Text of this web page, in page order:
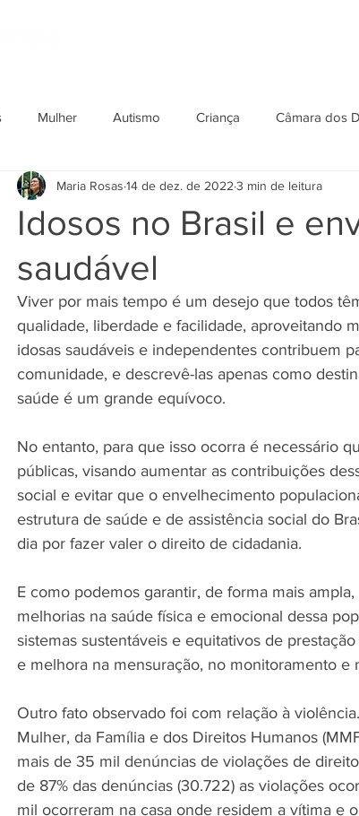
Mulher Autismo Criança Câmara dos
Idoso Mulheres Republicanas Política
Republicanos
Empreendedoras Secretaria da Mulher
Bélgica Grupos de Amizades
de Comunicação
Idosos no Brasil e
saudável
Maria Rosas 14 de dez. de 2022 3 min de leitura
Viver por mais tempo é um desejo que todos
qualidade, liberdade e facilidade, aproveitando
idosas saudáveis e independentes contribuem
comunidade, e descrevê-las apenas como
saúde é um grande equívoco.
No entanto, para que isso ocorra é necessário
públicas, visando aumentar as contribuições
social e evitar que o envelhecimento
estrutura de saúde e de assistência social do
dia por fazer valer o direito de cidadania.
E como podemos garantir, de forma mais
melhorias na saúde física e emocional dessa
sistemas sustentáveis e equitativos de
e melhora na mensuração, no monitoramento e
Outro fato observado foi com relação à
Mulher, da Família e dos Direitos Humanos
mais de 35 mil denúncias de violações de
de 87% das denúncias (30.722) as violações
mil ocorreram na casa onde residem a vítima e